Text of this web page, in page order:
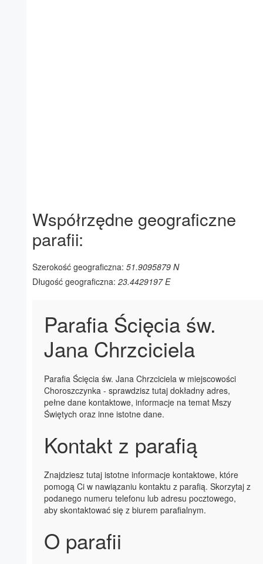
Współrzędne geograficzne
parafii:
Szerokość geograficzna: 51.9095879 N
Długość geograficzna: 23.4429197 E
Parafia Ścięcia św.
Jana Chrzciciela
Parafia Ścięcia św. Jana Chrzciciela w miejscowości
Choroszczynka - sprawdzisz tutaj dokładny adres,
pełne dane kontaktowe, informacje na temat Mszy
Świętych oraz inne istotne dane.
Kontakt z parafią
Znajdziesz tutaj istotne informacje kontaktowe, które
pomogą Ci w nawiązaniu kontaktu z parafią. Skorzytaj z
podanego numeru telefonu lub adresu pocztowego,
aby skontaktować się z biurem parafialnym.
O parafii